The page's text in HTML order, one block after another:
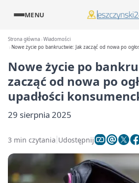
MENU
Strona główna Wiadomości
Nowe życie po bankructwie: Jak zacząć od nowa po
Nowe życie po
zacząć od nowa po
upadłości
29 sierpnia 2025
3 min czytania Udostępnij